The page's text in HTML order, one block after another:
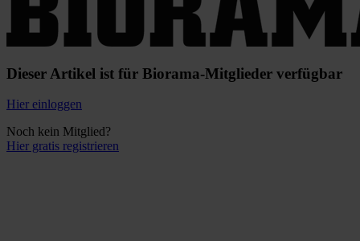
Dieser Artikel ist für Biorama-Mitglieder verfügbar
Hier einloggen
Noch kein Mitglied?
Hier gratis registrieren